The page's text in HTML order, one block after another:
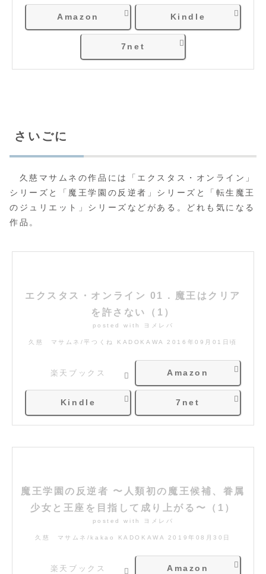
Amazon Kindle
7net
さいごに
久慈マサムネの作品には「エクスタス・オンライン」
シリーズと「魔王学園の反逆者」シリーズと「転生魔王
のジュリエット」シリーズなどがある。どれも気になる
作品。
エクスタス・オンライン 01．魔王はクリア
を許さない（1）
posted with ヨメレバ
久慈 マサムネ/平つくね KADOKAWA 2016年09月01日頃
楽天ブックス Amazon
Kindle 7net
魔王学園の反逆者 〜人類初の魔王候補、眷属
少女と王座を目指して成り上がる〜（1）
posted with ヨメレバ
久慈 マサムネ/kakao KADOKAWA 2019年08月30日
楽天ブックス Amazon